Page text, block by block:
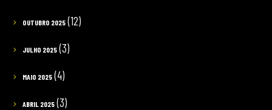
OUTUBRO 2025(12)
JULHO 2025(3)
MAIO 2025(4)
ABRIL 2025(3)